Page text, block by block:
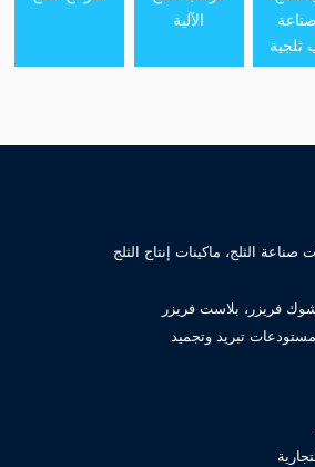
ثلجية
الآلية
صناعة الثلج، ماكينات إنتاج الثلج
فريزر، بلاست فريزر
مستودعات تبريد وتجميد